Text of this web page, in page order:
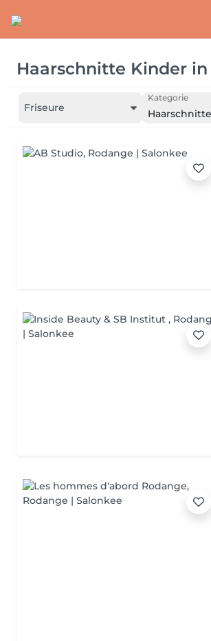
Haarschnitte Kinder in
Friseure
Kategorie